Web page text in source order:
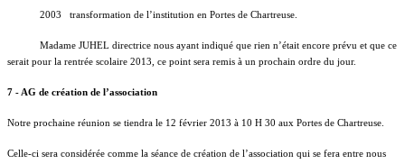
2003 transformation de l’institution en Portes de Chartreuse.
Madame JUHEL directrice nous ayant indiqué que rien n’était encore prévu et que ce
serait pour la rentrée scolaire 2013, ce point sera remis à un prochain ordre du jour.
7 - AG de création de l’association
Notre prochaine réunion se tiendra le 12 février 2013 à 10 H 30 aux Portes de Chartreuse.
Celle-ci sera considérée comme la séance de création de l’association qui se fera entre nous